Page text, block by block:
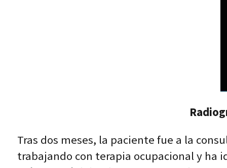
Tras dos meses, la paciente fue a la
trabajando con terapia ocupacional y ha